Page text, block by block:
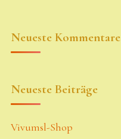
Neueste Kommentare
Neueste Beiträge
Vivumsl-Shop